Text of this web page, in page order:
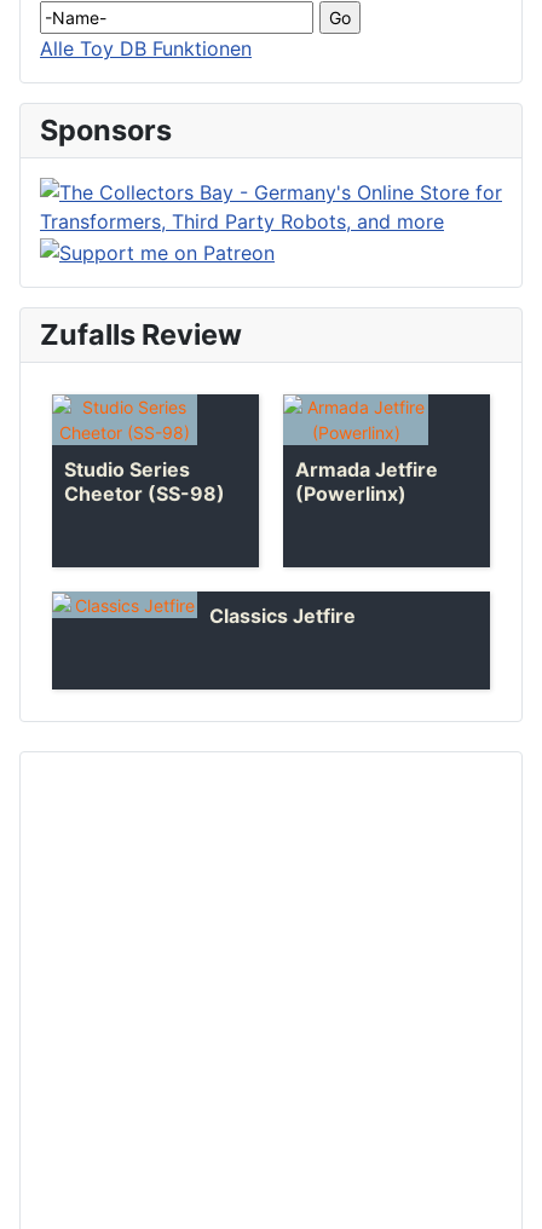
Alle Toy DB Funktionen
Sponsors
Zufalls Review
Studio Series
Cheetor (SS-98)
Armada Jetfire
(Powerlinx)
Classics Jetfire